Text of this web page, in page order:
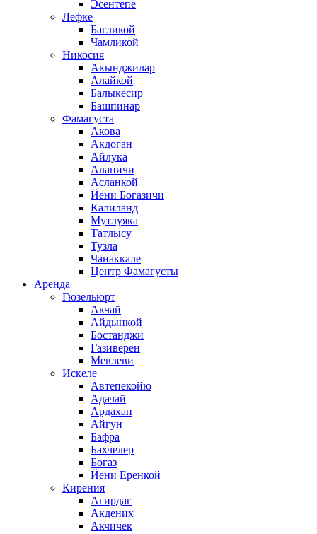
Эсентепе
Лефке
Багликой
Чамликой
Никосия
Акынджилар
Алайкой
Балыкесир
Башпинар
Фамагуста
Акова
Акдоган
Айлука
Аланичи
Асланкой
Йени Богазичи
Калиланд
Мутлуяка
Татлысу
Тузла
Чанаккале
Центр Фамагусты
Аренда
Гюзельюрт
Акчай
Айдынкой
Бостанджи
Газиверен
Мевлеви
Искеле
Автепекойю
Адачай
Ардахан
Айгун
Бафра
Бахчелер
Богаз
Йени Еренкой
Кирения
Агирдаг
Акдених
Акчичек